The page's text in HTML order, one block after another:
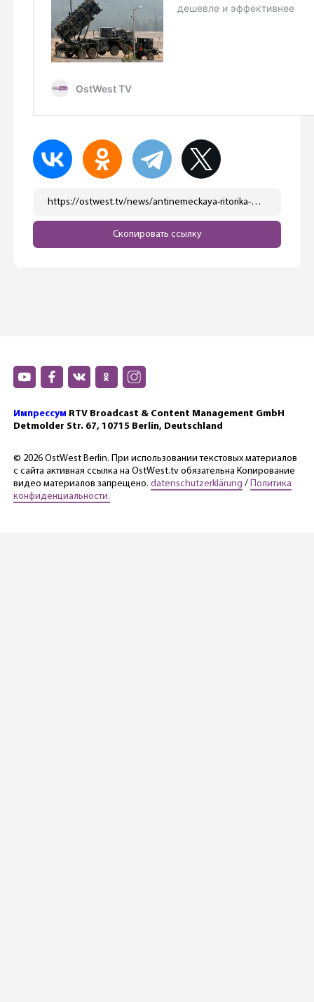
https://ostwest.tv/news/antinemeckaya-ritorika-polshi/
Скопировать ссылку
Импрессум RTV Broadcast & Content Management GmbH
Detmolder Str. 67, 10715 Berlin, Deutschland
© 2026 OstWest Berlin. При использовании текстовых материалов
с сайта активная ссылка на OstWest.tv обязательна Копирование
видео материалов запрещено. datenschutzerklärung / Политика
конфиденциальности.